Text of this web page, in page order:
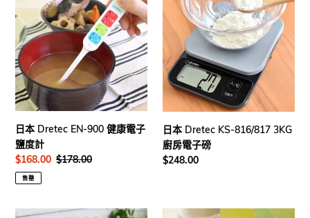
Dretec
EN-
900
健
康
電
子
鹽
度
計
日本 Dretec EN-900 健康電子
鹽度計
售
價
$168.00 定
$178.00
售罄
Dretec
KS-
816/817
3KG
廚
房
子
磅
日本 Dretec KS-816/817 3KG
廚房電子磅
定
$248.00
日